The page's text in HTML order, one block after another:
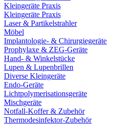
Kleingeräte Praxis
Kleingeräte Praxis
Laser & Partikelstrahler
Möbel
Implantologie- & Chirurgiegeräte
Prophylaxe & ZEG-Geräte
Hand- & Winkelstücke
Lupen & Lupenbrillen
Diverse Kleingeräte
Endo-Geräte
Lichtpolymerisationsgeräte
Mischgeräte
Notfall-Koffer & Zubehör
Thermodesinfektor-Zubehör